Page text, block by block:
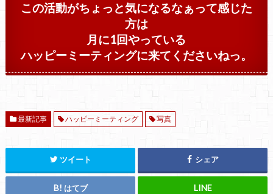
この活動がちょっと気になるなぁって感じた
方は
月に1回やっている
ハッピーミーティングに来てくださいねっ。
最新記事 ハッピーミーティング 写真
ツイート シェア
はてブ